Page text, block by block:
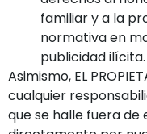
familiar y a la
normativa en
publicidad ilícita.
Asimismo, EL
cualquier
que se halle fuera de